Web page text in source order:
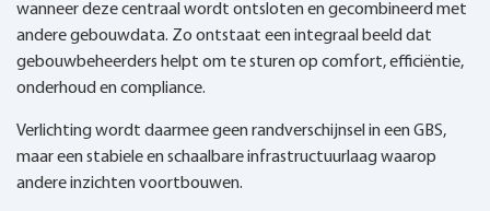
wanneer deze centraal wordt ontsloten en gecombineerd met
andere gebouwdata. Zo ontstaat een integraal beeld dat
gebouwbeheerders helpt om te sturen op comfort, efficiëntie,
onderhoud en compliance.
Verlichting wordt daarmee geen randverschijnsel in een GBS,
maar een stabiele en schaalbare infrastructuurlaag waarop
andere inzichten voortbouwen.